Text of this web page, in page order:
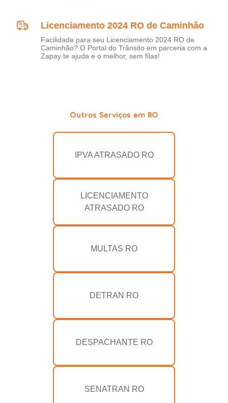
Licenciamento 2024 RO de Caminhão
Facilidade para seu Licenciamento 2024 RO de
Caminhão? O Portal do Trânsito em parceria com a
Zapay te ajuda e o melhor, sem filas!
Outros Serviços em RO
IPVA ATRASADO RO
LICENCIAMENTO
ATRASADO RO
MULTAS RO
DETRAN RO
DESPACHANTE RO
SENATRAN RO